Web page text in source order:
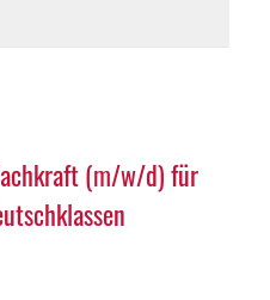
(m/w/d) für